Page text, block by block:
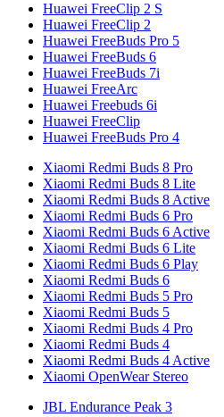
Huawei FreeClip 2 S
Huawei FreeClip 2
Huawei FreeBuds Pro 5
Huawei FreeBuds 6
Huawei FreeBuds 7i
Huawei FreeArc
Huawei Freebuds 6i
Huawei FreeClip
Huawei FreeBuds Pro 4
Xiaomi Redmi Buds 8 Pro
Xiaomi Redmi Buds 8 Lite
Xiaomi Redmi Buds 8 Active
Xiaomi Redmi Buds 6 Pro
Xiaomi Redmi Buds 6 Active
Xiaomi Redmi Buds 6 Lite
Xiaomi Redmi Buds 6 Play
Xiaomi Redmi Buds 6
Xiaomi Redmi Buds 5 Pro
Xiaomi Redmi Buds 5
Xiaomi Redmi Buds 4 Pro
Xiaomi Redmi Buds 4
Xiaomi Redmi Buds 4 Active
Xiaomi OpenWear Stereo
JBL Endurance Peak 3